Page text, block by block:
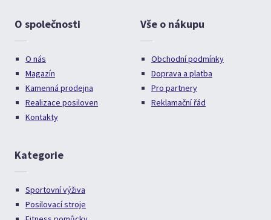
O společnosti
O nás
Magazín
Kamenná prodejna
Realizace posiloven
Kontakty
Vše o nákupu
Obchodní podmínky
Doprava a platba
Pro partnery
Reklamační řád
Kategorie
Sportovní výživa
Posilovací stroje